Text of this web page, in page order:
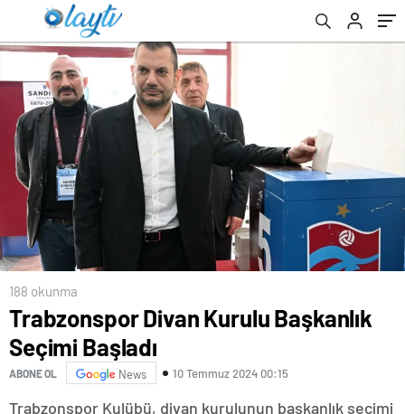
188 okunma
Trabzonspor Divan Kurulu Başkanlık
Seçimi Başladı
ABONE OL News 10 Temmuz 2024 00:15
Trabzonspor Kulübü, divan kurulunun başkanlık seçimi